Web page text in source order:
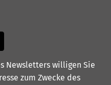
Newsletters willigen Sie
zum Zwecke des